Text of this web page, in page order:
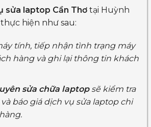
sửa laptop Cần Thơ tại Huỳnh
hiện như sau:
tính, tiếp nhận tình trạng máy
hàng và ghi lại thông tin khách
sửa chữa laptopsẽ kiểm tra
báo giá dịch vụ sửa laptop chi